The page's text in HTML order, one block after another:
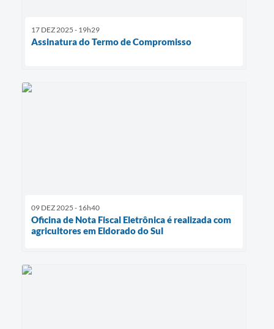
17 DEZ 2025 - 19h29
Assinatura do Termo de Compromisso
09 DEZ 2025 - 16h40
Oficina de Nota Fiscal Eletrônica é realizada com
agricultores em Eldorado do Sul